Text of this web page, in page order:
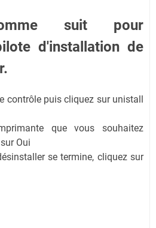
suit pour
d'installation de
contrôle puis cliquez sur unistall
que vous souhaitez
Oui
se termine, cliquez sur